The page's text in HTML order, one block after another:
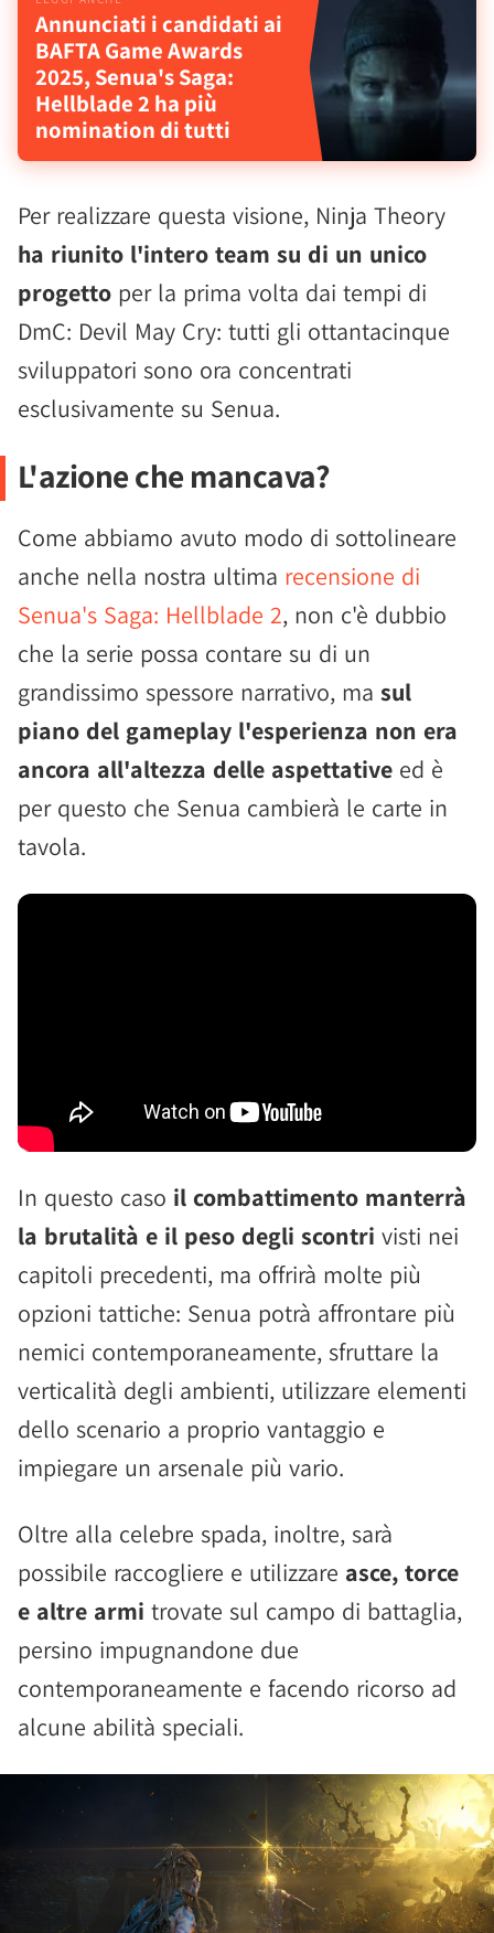
Annunciati i candidati ai
BAFTA Game Awards
2025, Senua's Saga:
Hellblade 2 ha più
nomination di tutti
Per realizzare questa visione, Ninja Theory
ha riunito l'intero team su di un unico
progetto per la prima volta dai tempi di
DmC: Devil May Cry: tutti gli ottantacinque
sviluppatori sono ora concentrati
esclusivamente su Senua.
L'azione che mancava?
Come abbiamo avuto modo di sottolineare
anche nella nostra ultima recensione di
Senua's Saga: Hellblade 2, non c'è dubbio
che la serie possa contare su di un
grandissimo spessore narrativo, ma sul
piano del gameplay l'esperienza non era
ancora all'altezza delle aspettative ed è
per questo che Senua cambierà le carte in
tavola.
In questo caso il combattimento manterrà
la brutalità e il peso degli scontri visti nei
capitoli precedenti, ma offrirà molte più
opzioni tattiche: Senua potrà affrontare più
nemici contemporaneamente, sfruttare la
verticalità degli ambienti, utilizzare elementi
dello scenario a proprio vantaggio e
impiegare un arsenale più vario.
Oltre alla celebre spada, inoltre, sarà
possibile raccogliere e utilizzare asce, torce
e altre armi trovate sul campo di battaglia,
persino impugnandone due
contemporaneamente e facendo ricorso ad
alcune abilità speciali.